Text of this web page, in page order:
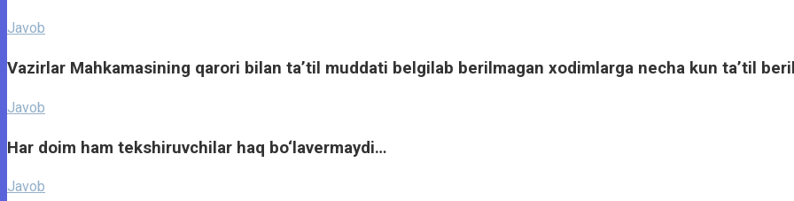
Javob
Vazirlar Mahkamasining qarori bilan ta’til muddati belgilab berilmagan xodimlarga necha kun ta’til
Javob
Har doim ham tekshiruvchilar haq bo‘lavermaydi…
Javob